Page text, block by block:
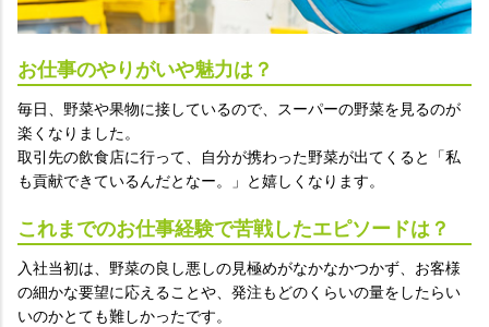
お仕事のやりがいや魅力は？
毎日、野菜や果物に接しているので、スーパーの野菜を見るのが
楽くなりました。
取引先の飲食店に行って、自分が携わった野菜が出てくると「私
も貢献できているんだとなー。」と嬉しくなります。
これまでのお仕事経験で苦戦したエピソードは？
入社当初は、野菜の良し悪しの見極めがなかなかつかず、お客様
の細かな要望に応えることや、発注もどのくらいの量をしたらい
いのかとても難しかったです。